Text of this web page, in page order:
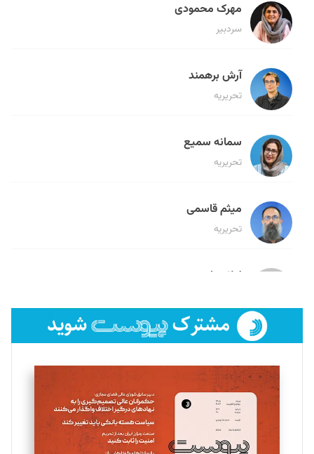
مهرک محمودی
سردبیر
آرش برهمند
تحریریه
سمانه سمیع
تحریریه
میثم قاسمی
تحریریه
لیلا حنارود
فائزه فتحی رستمی
تحریریه
سروش کرمیان
تحریریه